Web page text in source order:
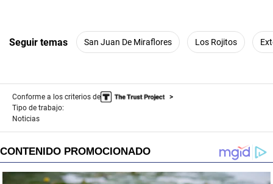
Seguir temas San Juan De Miraflores Los Rojitos
Conforme a los criterios de
Tipo de trabajo:
Noticias